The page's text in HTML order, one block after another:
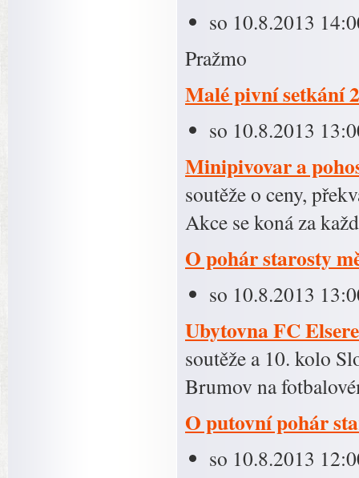
so 10.8.2013
Pražmo
Malé pivní setkání
so 10.8.2013
Minipivovar a
soutěže o ceny,
Akce se koná za
O pohár starosty
so 10.8.2013
Ubytovna FC
soutěže a 10. kolo
Brumov na
O putovní pohár
so 10.8.2013